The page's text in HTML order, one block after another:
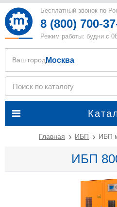
Бесплатный звонок по
8 (800) 700-
Режим работы: будни с
Ваш город Москва
Главная ИБП ИБП
ИБП